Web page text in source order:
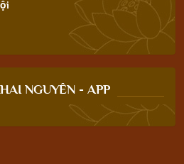
NGUYÊN - APP